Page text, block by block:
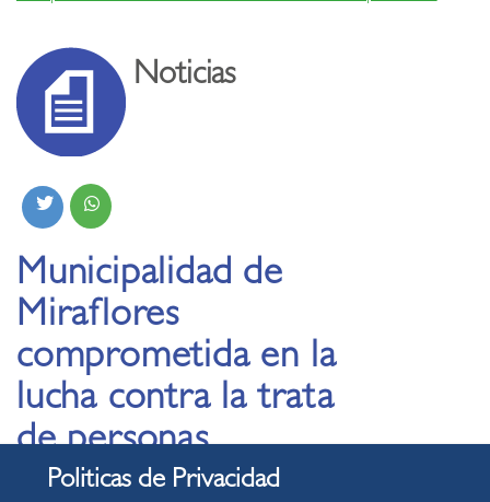
Noticias
Municipalidad de
Miraflores
comprometida en la
lucha contra la trata
de personas